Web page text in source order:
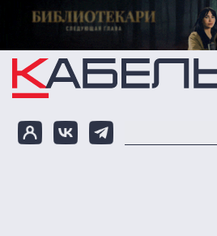
Перейти к основному содержанию